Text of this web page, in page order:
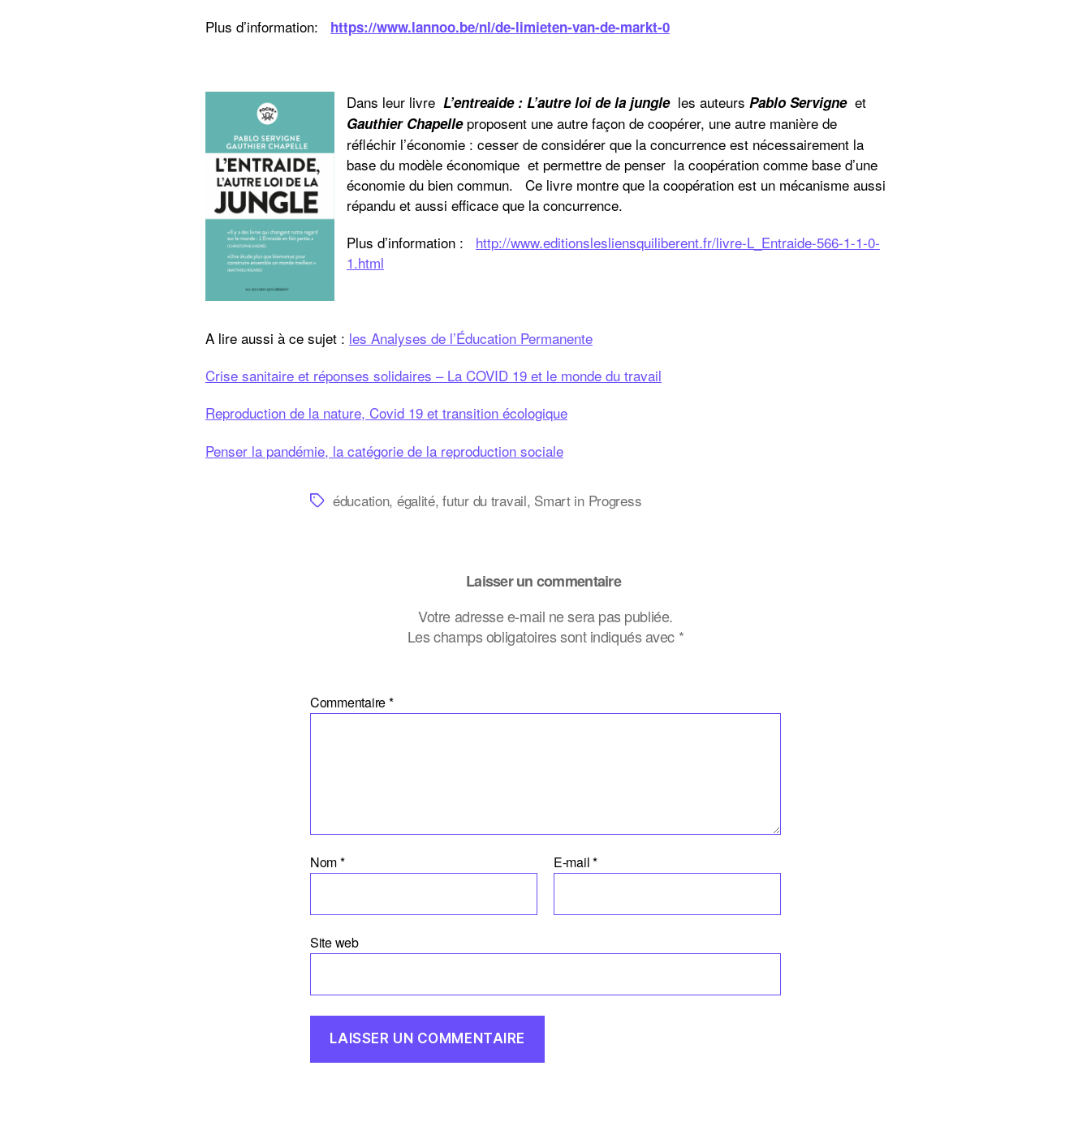
Plus d’information: https://www.lannoo.be/nl/de-limieten-van-de-markt-0
Dans leur livre L’entreaide : L’autre loi de la jungle les auteurs Pablo Servigneet
Gauthier Chapelleproposent une autre façon de coopérer, une autre manière de
réfléchir l’économie : cesser de considérer que la concurrence est nécessairement la
base du modèle économique et permettre de penser la coopération comme base d’une
économie du bien commun. Ce livre montre que la coopération est un mécanisme aussi
répandu et aussi efficace que la concurrence.
Plus d’information : http://www.editionslesliensquiliberent.fr/livre-L_Entraide-566-1-1-0-
1.html
A lire aussi à ce sujet : les Analyses de l’Éducation Permanente
Crise sanitaire et réponses solidaires – La COVID 19 et le monde du travail
Reproduction de la nature, Covid 19 et transition écologique
Penser la pandémie, la catégorie de la reproduction sociale
Étiquettes
éducation, égalité,futur du travail, Smart in Progress
Laisser un commentaire
Votre adresse e-mail ne sera pas publiée.
Les champs obligatoires sont indiqués avec *
Commentaire*
Nom* E-mail*
Site web